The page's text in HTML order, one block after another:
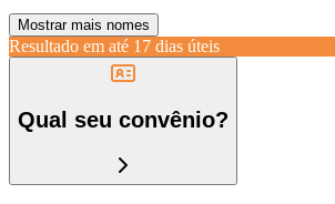
Mostrar mais nomes
Resultado em até 17 dias úteis
Qual seu convênio?